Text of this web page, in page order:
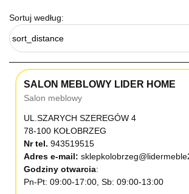
Sortuj według:
sort_distance
SALON MEBLOWY LIDER HOME
Salon meblowy
UL.SZARYCH SZEREGÓW 4
78-100 KOŁOBRZEG
Nr tel. 943519515
Adres e-mail:
Godziny otwarcia
Pn-Pt: 09:00-17:00, Sb: 09:00-13:00